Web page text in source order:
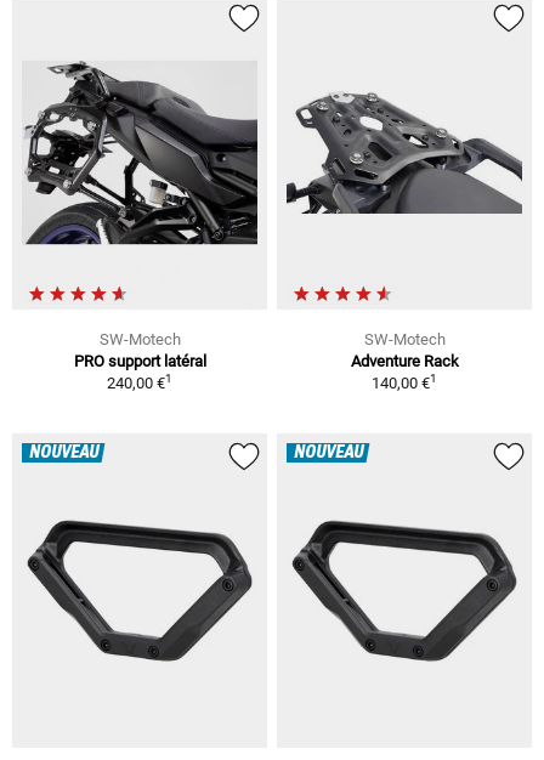
SW-Motech
PRO support latéral
240,00 €1
SW-Motech
Adventure Rack
140,00 €1
NOUVEAU NOUVEAU